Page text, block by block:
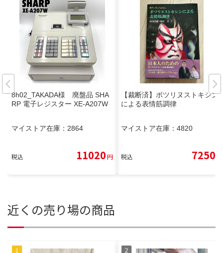
8h02_TAKADA様 廃盤品 SHA
RP 電子レジスター XE-A207W
マイストア在庫： 2864
税込 11020円
【裁断済】ボツリヌストキシン
による表情筋調律
マイストア在庫： 4820
税込 7250
近くの売り場の商品